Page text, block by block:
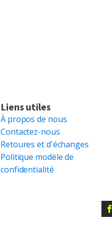
Liens utiles
À propos de nous
Contactez-nous
Retoures et d'échanges
Politique modèle de
confidentialité